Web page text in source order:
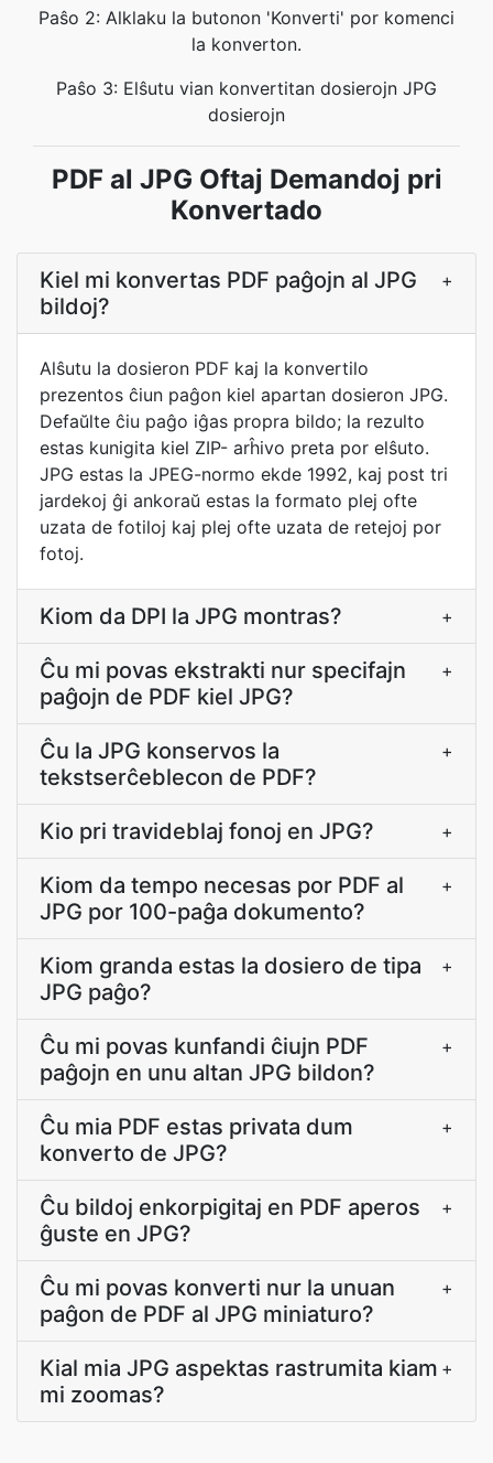
Paŝo 2: Alklaku la butonon 'Konverti' por komenci
la konverton.
Paŝo 3: Elŝutu vian konvertitan dosierojn JPG
dosierojn
PDF al JPG Oftaj Demandoj pri
Konvertado
Kiel mi konvertas PDF paĝojn al JPG
bildoj?
+
Alŝutu la dosieron PDF kaj la konvertilo
prezentos ĉiun paĝon kiel apartan dosieron JPG.
Defaŭlte ĉiu paĝo iĝas propra bildo; la rezulto
estas kunigita kiel ZIP- arĥivo preta por elŝuto.
JPG estas la JPEG-normo ekde 1992, kaj post tri
jardekoj ĝi ankoraŭ estas la formato plej ofte
uzata de fotiloj kaj plej ofte uzata de retejoj por
fotoj.
Kiom da DPI la JPG montras? +
Ĉu mi povas ekstrakti nur specifajn
paĝojn de PDF kiel JPG?
+
Ĉu la JPG konservos la
tekstserĉeblecon de PDF?
+
Kio pri travideblaj fonoj en JPG? +
Kiom da tempo necesas por PDF al
JPG por 100-paĝa dokumento?
+
Kiom granda estas la dosiero de tipa
JPG paĝo?
+
Ĉu mi povas kunfandi ĉiujn PDF
paĝojn en unu altan JPG bildon?
+
Ĉu mia PDF estas privata dum
konverto de JPG?
+
Ĉu bildoj enkorpigitaj en PDF aperos
ĝuste en JPG?
+
Ĉu mi povas konverti nur la unuan
paĝon de PDF al JPG miniaturo?
+
Kial mia JPG aspektas rastrumita kiam
mi zoomas?
+